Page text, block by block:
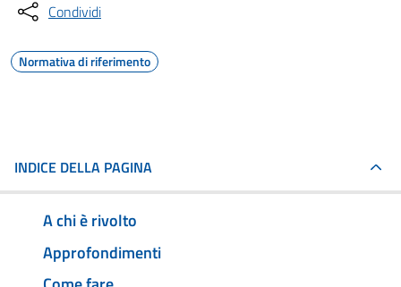
Condividi
Normativa di riferimento
INDICE DELLA PAGINA
A chi è rivolto
Approfondimenti